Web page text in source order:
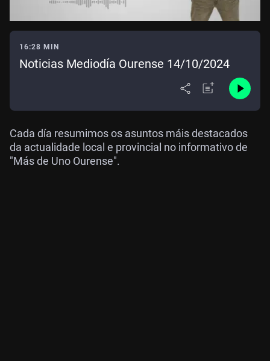
16:28 MIN
Noticias Mediodía Ourense 14/10/2024
Cada día resumimos os asuntos máis destacados
da actualidade local e provincial no informativo de
"Más de Uno Ourense".